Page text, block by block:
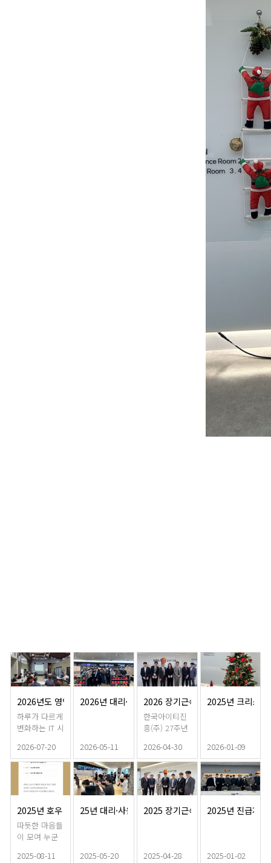
2026년도 영업직군 역량강화 교육 진행
하루가 다르게
변화하는 IT 시
읽고, 고객에
게 최적의 솔
루션을 제안하
기 위해서는
끊임없는 학습
과 성장이 필
수적입니
다. 한국아이
티진흥에서는
이러한 시장
2026-07-20
2026년 대리·사원 워크샵
2026-05-11
2026 장기근속포상
한국아이티진
흥(주) 27주년
맞아 근속 10
주년 장기근속
직원분들의 근
속 포상 행사
를 진행하였습
니다.지난 10
깊이 감사드립
2026-04-30
2025년 크리스마
2026-01-09
2025년 호우 피해 특별모금 및 기부
따듯한 마음들
이 모여 누군
이 되길 소망
2025-08-11
25년 대리·사원급 워크샵
2025-05-20
2025 장기근속포상
2025-04-28
2025년 진급자
2025-01-02